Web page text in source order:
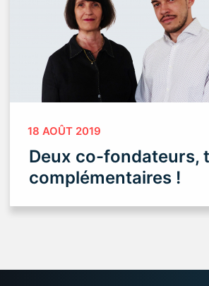
18 AOÛT 2019
Deux co-fondateurs,
complémentaires !